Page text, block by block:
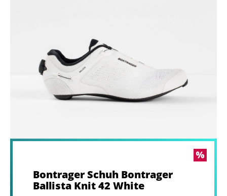
Bontrager Schuh Bontrager
Ballista Knit 42 White